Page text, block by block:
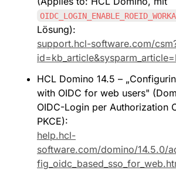
Lösung):
support.hcl-software.com/
HCL Domino 14.5 –
with OIDC for web users"
OIDC-Login per Authorization
PKCE):
help.hcl-
software.com/domino/14.5.0/